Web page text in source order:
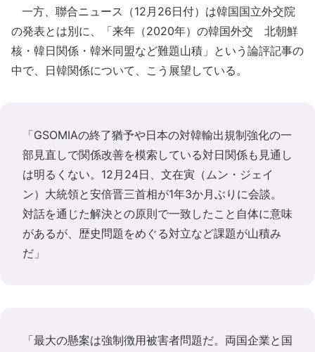
一方、聯合ニュース（12月26日付）は韓国国立外交院
の発表とは別に、「来年（2020年）の韓国外交 北朝鮮
核・韓日関係・韓米同盟など難題山積」という論評記事の
中で、日韓関係について、こう展望している。
「GSOMIAの終了猶予や日本の対韓輸出規制強化の一
部見直しで関係改善を模索している対日関係も見通し
は明るくない。12月24日、文在寅（ムン・ジェイ
ン）大統領と安倍晋三首相が1年3か月ぶりに会談。
対話を通じた解決との原則で一致したこと自体に意味
があるが、歴史問題をめぐる対立など課題が山積み
だ」
「最大の懸案は強制徴用被害者問題だ。両国企業と国